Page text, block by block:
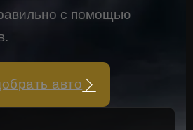
с помощью
авто